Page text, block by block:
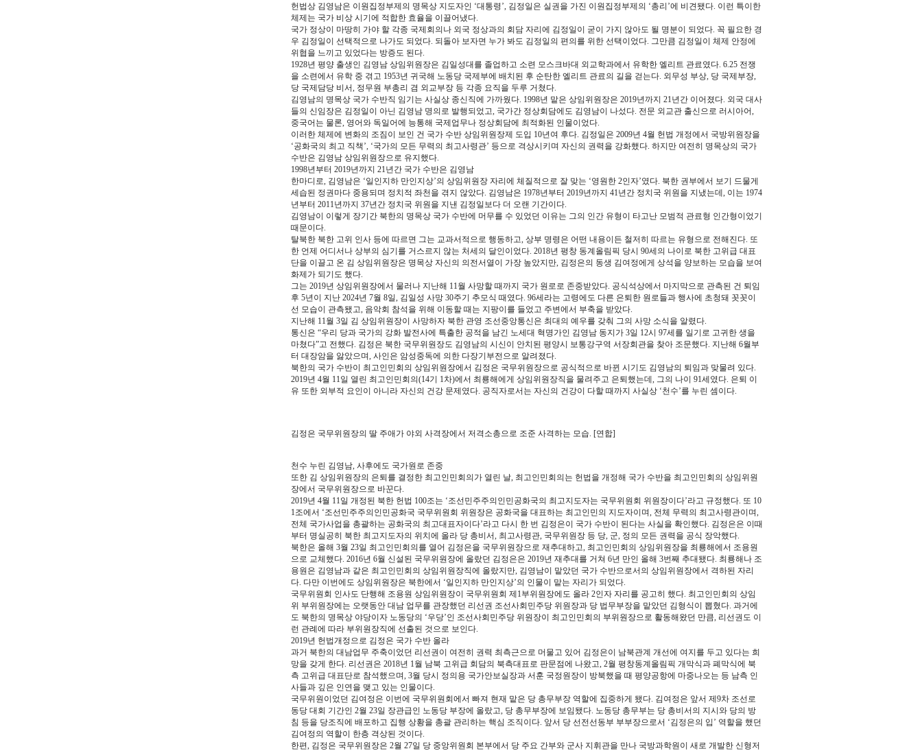
헌법상 김영남은 이원집정부제의 명목상 지도자인 ‘대통령’, 김정일은 실권을 가진 이원집정부제의 ‘총리’에 비견됐다. 이런 특이한
체제는 국가 비상 시기에 적합한 효율을 이끌어냈다.
국가 정상이 마땅히 가야 할 각종 국제회의나 외국 정상과의 회담 자리에 김정일이 굳이 가지 않아도 될 명분이 되었다. 꼭 필요한 경
우 김정일이 선택적으로 나가도 되었다. 되돌아 보자면 누가 봐도 김정일의 편의를 위한 선택이었다. 그만큼 김정일이 체제 안정에
위협을 느끼고 있었다는 방증도 된다.
1928년 평양 출생인 김영남 상임위원장은 김일성대를 졸업하고 소련 모스크바대 외교학과에서 유학한 엘리트 관료였다. 6.25 전쟁
을 소련에서 유학 중 겪고 1953년 귀국해 노동당 국제부에 배치된 후 순탄한 엘리트 관료의 길을 걷는다. 외무성 부상, 당 국제부장,
당 국제담당 비서, 정무원 부총리 겸 외교부장 등 각종 요직을 두루 거쳤다.
김영남의 명목상 국가 수반직 임기는 사실상 종신직에 가까웠다. 1998년 맡은 상임위원장은 2019년까지 21년간 이어졌다. 외국 대사
들의 신임장은 김정일이 아닌 김영남 명의로 발행되었고, 국가간 정상회담에도 김영남이 나섰다. 전문 외교관 출신으로 러시아어,
중국어는 물론, 영어와 독일어에 능통해 국제업무나 정상회담에 최적화된 인물이었다.
이러한 체제에 변화의 조짐이 보인 건 국가 수반 상임위원장제 도입 10년여 후다. 김정일은 2009년 4월 헌법 개정에서 국방위원장을
‘공화국의 최고 직책’, ‘국가의 모든 무력의 최고사령관’ 등으로 격상시키며 자신의 권력을 강화했다. 하지만 여전히 명목상의 국가
수반은 김영남 상임위원장으로 유지했다.
1998년부터 2019년까지 21년간 국가 수반은 김영남
한마디로, 김영남은 ‘일인지하 만인지상’의 상임위원장 자리에 체질적으로 잘 맞는 ‘영원한 2인자’였다. 북한 권부에서 보기 드물게
세습된 정권마다 중용되며 정치적 좌천을 겪지 않았다. 김영남은 1978년부터 2019년까지 41년간 정치국 위원을 지냈는데, 이는 1974
년부터 2011년까지 37년간 정치국 위원을 지낸 김정일보다 더 오랜 기간이다.
김영남이 이렇게 장기간 북한의 명목상 국가 수반에 머무를 수 있었던 이유는 그의 인간 유형이 타고난 모범적 관료형 인간형이었기
때문이다.
탈북한 북한 고위 인사 등에 따르면 그는 교과서적으로 행동하고, 상부 명령은 어떤 내용이든 철저히 따르는 유형으로 전해진다. 또
한 언제 어디서나 상부의 심기를 거스르지 않는 처세의 달인이었다. 2018년 평창 동계올림픽 당시 90세의 나이로 북한 고위급 대표
단을 이끌고 온 김 상임위원장은 명목상 자신의 의전서열이 가장 높았지만, 김정은의 동생 김여정에게 상석을 양보하는 모습을 보여
화제가 되기도 했다.
그는 2019년 상임위원장에서 물러나 지난해 11월 사망할 때까지 국가 원로로 존중받았다. 공식석상에서 마지막으로 관측된 건 퇴임
후 5년이 지난 2024년 7월 8일, 김일성 사망 30주기 추모식 때였다. 96세라는 고령에도 다른 은퇴한 원로들과 행사에 초청돼 꼿꼿이
선 모습이 관측됐고, 음악회 참석을 위해 이동할 때는 지팡이를 들었고 주변에서 부축을 받았다.
지난해 11월 3일 김 상임위원장이 사망하자 북한 관영 조선중앙통신은 최대의 예우를 갖춰 그의 사망 소식을 알렸다.
통신은 “우리 당과 국가의 강화 발전사에 특출한 공적을 남긴 노세대 혁명가인 김영남 동지가 3일 12시 97세를 일기로 고귀한 생을
마쳤다”고 전했다. 김정은 북한 국무위원장도 김영남의 시신이 안치된 평양시 보통강구역 서장회관을 찾아 조문했다. 지난해 6월부
터 대장암을 앓았으며, 사인은 암성중독에 의한 다장기부전으로 알려졌다.
북한의 국가 수반이 최고인민회의 상임위원장에서 김정은 국무위원장으로 공식적으로 바뀐 시기도 김영남의 퇴임과 맞물려 있다.
2019년 4월 11일 열린 최고인민회의(14기 1차)에서 최룡해에게 상임위원장직을 물려주고 은퇴했는데, 그의 나이 91세였다. 은퇴 이
유 또한 외부적 요인이 아니라 자신의 건강 문제였다. 공직자로서는 자신의 건강이 다할 때까지 사실상 ‘천수’를 누린 셈이다.
김정은 국무위원장의 딸 주애가 야외 사격장에서 저격소총으로 조준 사격하는 모습. [연합]
천수 누린 김영남, 사후에도 국가원로 존중
또한 김 상임위원장의 은퇴를 결정한 최고인민회의가 열린 날, 최고인민회의는 헌법을 개정해 국가 수반을 최고인민회의 상임위원
장에서 국무위원장으로 바꾼다.
2019년 4월 11일 개정된 북한 헌법 100조는 ‘조선민주주의인민공화국의 최고지도자는 국무위원회 위원장이다’라고 규정했다. 또 10
1조에서 ‘조선민주주의인민공화국 국무위원회 위원장은 공화국을 대표하는 최고인민의 지도자이며, 전체 무력의 최고사령관이며,
전체 국가사업을 총괄하는 공화국의 최고대표자이다’라고 다시 한 번 김정은이 국가 수반이 된다는 사실을 확인했다. 김정은은 이때
부터 명실공히 북한 최고지도자의 위치에 올라 당 총비서, 최고사령관, 국무위원장 등 당, 군, 정의 모든 권력을 공식 장악했다.
북한은 올해 3월 23일 최고인민회의를 열어 김정은을 국무위원장으로 재추대하고, 최고인민회의 상임위원장을 최룡해에서 조용원
으로 교체했다. 2016년 6월 신설된 국무위원장에 올랐던 김정은은 2019년 재추대를 거쳐 6년 만인 올해 3번째 추대됐다. 최룡해나 조
용원은 김영남과 같은 최고인민회의 상임위원장직에 올랐지만, 김영남이 맡았던 국가 수반으로서의 상임위원장에서 격하된 자리
다. 다만 이번에도 상임위원장은 북한에서 ‘일인지하 만인지상’의 인물이 맡는 자리가 되었다.
국무위원회 인사도 단행해 조용원 상임위원장이 국무위원회 제1부위원장에도 올라 2인자 자리를 공고히 했다. 최고인민회의 상임
위 부위원장에는 오랫동안 대남 업무를 관장했던 리선권 조선사회민주당 위원장과 당 법무부장을 맡았던 김형식이 뽑혔다. 과거에
도 북한의 명목상 야당이자 노동당의 ‘우당’인 조선사회민주당 위원장이 최고인민회의 부위원장으로 활동해왔던 만큼, 리선권도 이
런 관례에 따라 부위원장직에 선출된 것으로 보인다.
2019년 헌법개정으로 김정은 국가 수반 올라
과거 북한의 대남업무 주축이었던 리선권이 여전히 권력 최측근으로 머물고 있어 김정은이 남북관계 개선에 여지를 두고 있다는 희
망을 갖게 한다. 리선권은 2018년 1월 남북 고위급 회담의 북측대표로 판문점에 나왔고, 2월 평창동계올림픽 개막식과 폐막식에 북
측 고위급 대표단로 참석했으며, 3월 당시 정의용 국가안보실장과 서훈 국정원장이 방북했을 때 평양공항에 마중나오는 등 남측 인
사들과 깊은 인연을 맺고 있는 인물이다.
국무위원이었던 김여정은 이번에 국무위원회에서 빠져 현재 맡은 당 총무부장 역할에 집중하게 됐다. 김여정은 앞서 제9차 조선로
동당 대회 기간인 2월 23일 장관급인 노동당 부장에 올랐고, 당 총무부장에 보임됐다. 노동당 총무부는 당 총비서의 지시와 당의 방
침 등을 당조직에 배포하고 집행 상황을 총괄 관리하는 핵심 조직이다. 앞서 당 선전선동부 부부장으로서 ‘김정은의 입’ 역할을 했던
김여정의 역할이 한층 격상된 것이다.
한편, 김정은 국무위원장은 2월 27일 당 중앙위원회 본부에서 당 주요 간부와 군사 지휘관을 만나 국방과학원이 새로 개발한 신형저